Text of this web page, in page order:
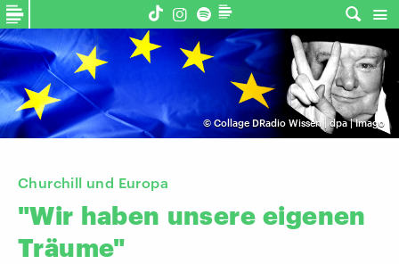
© Collage DRadio Wissen | dpa | Imago
Churchill und Europa
"Wir haben unsere eigenen
Träume"